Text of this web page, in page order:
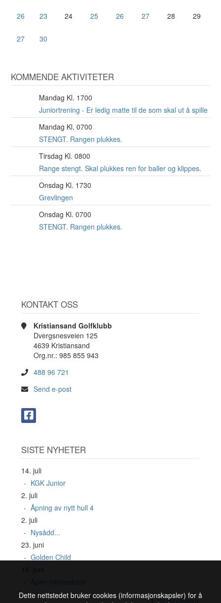
26 23 24 25 26 27 28 29
27 30
KOMMENDE AKTIVITETER
Mandag Kl. 1700
Juniortrening - Er ledig matte til de som skal ut å spille
Mandag Kl. 0700
STENGT. Rangen plukkes.
Tirsdag Kl. 0800
Range stengt. Skal plukkes ren for baller og klippes.
Onsdag Kl. 1730
Grevlingen
Onsdag Kl. 0700
STENGT. Rangen plukkes.
KONTAKT OSS
Kristiansand Golfklubb
Dvergsnesveien 125
4639 Kristiansand
Org.nr.: 985 855 943
488 96 721
Send e-post
SISTE NYHETER
14. juli
KGK Junior
2. juli
Åpning av nytt hull 4
2. juli
Nysådd...
23. juni
Golden Child
Se nyhetsarkiv
Dette nettstedet bruker cookies (informasjonskapsler) for å